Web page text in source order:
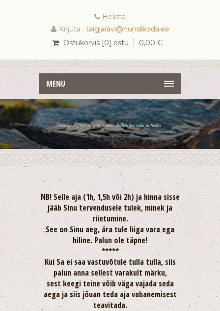
Helista
Kirjuta : taigjaravi@hundikoda.ee
Ostukorvis [0] ostu
0,00 €
MENU
NB! Selle aja (1h, 1,5h või 2h) ja hinna sisse
jääb Sinu tervendusele tulek, minek ja
riietumine.
See on Sinu aeg, ära tule liiga vara ega
hiline. Palun ole täpne!
*****
Kui Sa ei saa vastuvõtule tulla tulla, siis
palun anna sellest varakult märku,
sest keegi teine võib väga vajada seda
aega ja siis jõuan teda aja vabanemisest
teavitada.